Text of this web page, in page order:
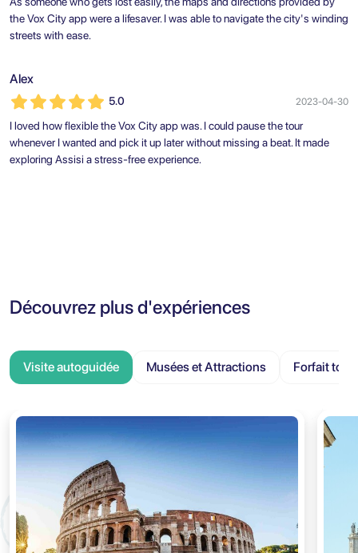
the Vox City app were a lifesaver. I was able to navigate the city's winding
streets with ease.
Alex
5.0 2023-04-30
I loved how flexible the Vox City app was. I could pause the tour
whenever I wanted and pick it up later without missing a beat. It made
exploring Assisi a stress-free experience.
Découvrez plus d'expériences
Visite autoguidée Musées et Attractions Forfait